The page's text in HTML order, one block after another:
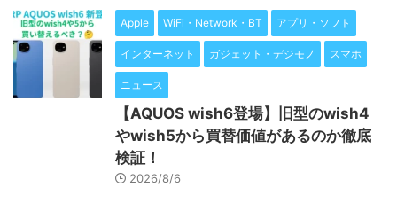
Apple WiFi・Network・BT アプリ・ソフト
インターネット ガジェット・デジモノ スマホ
ニュース
【AQUOS wish6登場】旧型のwish4
やwish5から買替価値があるのか徹底
検証！
2026/8/6